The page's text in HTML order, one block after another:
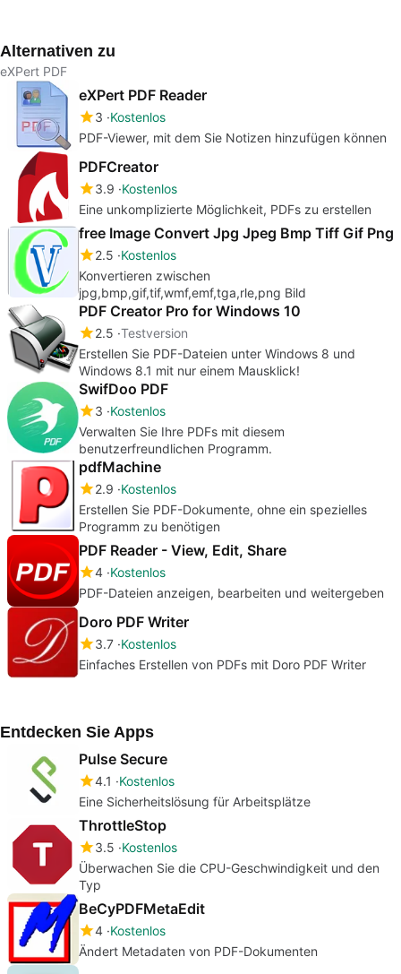
Alternativen zu
eXPert PDF
eXPert PDF Reader
3 Kostenlos
PDF-Viewer, mit dem Sie Notizen hinzufügen können
PDFCreator
3.9 Kostenlos
Eine unkomplizierte Möglichkeit, PDFs zu erstellen
free Image Convert Jpg Jpeg Bmp Tiff Gif Png
2.5 Kostenlos
Konvertieren zwischen
jpg,bmp,gif,tif,wmf,emf,tga,rle,png Bild
PDF Creator Pro for Windows 10
2.5 Testversion
Erstellen Sie PDF-Dateien unter Windows 8 und
Windows 8.1 mit nur einem Mausklick!
SwifDoo PDF
3 Kostenlos
Verwalten Sie Ihre PDFs mit diesem
benutzerfreundlichen Programm.
pdfMachine
2.9 Kostenlos
Erstellen Sie PDF-Dokumente, ohne ein spezielles
Programm zu benötigen
PDF Reader - View, Edit, Share
4 Kostenlos
PDF-Dateien anzeigen, bearbeiten und weitergeben
Doro PDF Writer
3.7 Kostenlos
Einfaches Erstellen von PDFs mit Doro PDF Writer
Entdecken Sie Apps
Pulse Secure
4.1
Kostenlos
Eine Sicherheitslösung für Arbeitsplätze
ThrottleStop
3.5 Kostenlos
Überwachen Sie die CPU-Geschwindigkeit und den
Typ
BeCyPDFMetaEdit
4 Kostenlos
Ändert Metadaten von PDF-Dokumenten